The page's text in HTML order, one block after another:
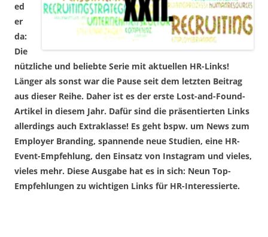
ed
er
da:
Die
nützliche und beliebte Serie mit aktuellen HR-Links!
Länger als sonst war die Pause seit dem letzten Beitrag
aus dieser Reihe. Daher ist es der erste Lost-and-Found-
Artikel in diesem Jahr. Dafür sind die präsentierten Links
allerdings auch Extraklasse! Es geht bspw. um News zum
Employer Branding, spannende neue Studien, eine HR-
Event-Empfehlung, den Einsatz von Instagram und vieles,
vieles mehr. Diese Ausgabe hat es in sich: Neun Top-
Empfehlungen zu wichtigen Links für HR-Interessierte.